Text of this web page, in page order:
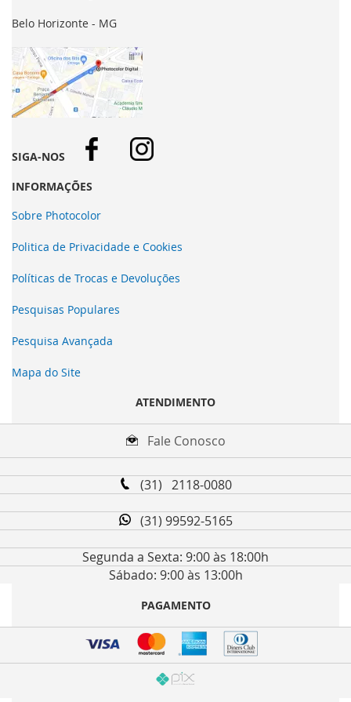
Belo Horizonte - MG
SIGA-NOS
INFORMAÇÕES
Sobre Photocolor
Politica de Privacidade e Cookies
Políticas de Trocas e Devoluções
Pesquisas Populares
Pesquisa Avançada
Mapa do Site
ATENDIMENTO
Fale Conosco
(31) 2118-0080
(31) 99592-5165
Segunda a Sexta: 9:00 às 18:00h
Sábado: 9:00 às 13:00h
PAGAMENTO